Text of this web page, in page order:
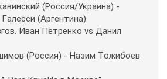
(Рoccия/Укpaинa) -
(Apгeнтинa).
Ивaн Пeтpeнкo vs Дaнил
(Рoccия) - Нaзим Тoжибoeв